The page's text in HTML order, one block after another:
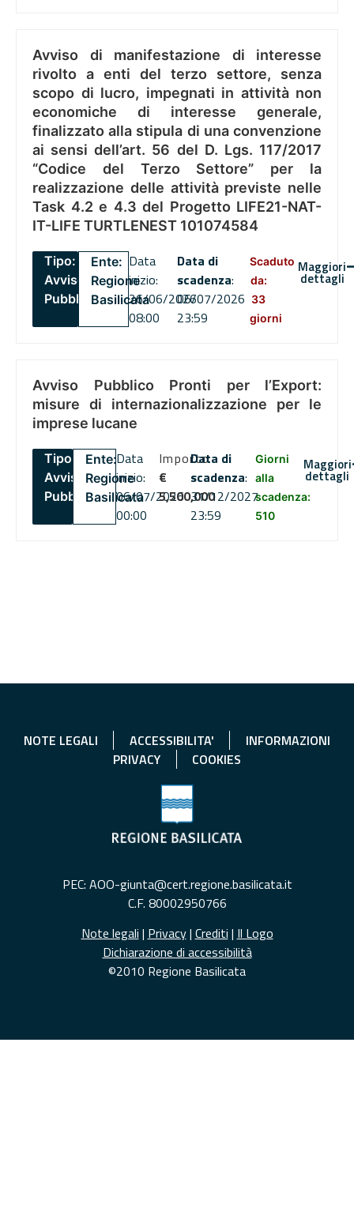
Avviso di manifestazione di interesse
rivolto a enti del terzo settore, senza
scopo di lucro, impegnati in attività non
economiche di interesse generale,
finalizzato alla stipula di una convenzione
ai sensi dell’art. 56 del D. Lgs. 117/2017
“Codice del Terzo Settore” per la
realizzazione delle attività previste nelle
Task 4.2 e 4.3 del Progetto LIFE21-NAT-
IT-LIFE TURTLENEST 101074584
Tipo:
Avviso
Pubblico
Ente:
Regione
Basilicata
Data
inizio:
26/06/2026
08:00
Data di
scadenza:
06/07/2026
23:59
Scaduto
da:
33
giorni
Maggiori
dettagli
Avviso Pubblico Pronti per l’Export:
misure di internazionalizzazione per le
imprese lucane
Tipo:
Avviso
Pubblico
Ente:
Regione
Basilicata
Data
inizio:
06/07/2026
00:00
Importo
€
5,500,000
Data di
scadenza:
31/12/2027
23:59
Giorni
alla
scadenza:
510
Maggiori
dettagli
NOTE LEGALI ACCESSIBILITA'
INFORMAZIONI
PRIVACY
COOKIES
PEC: AOO-giunta@cert.regione.basilicata.it
C.F. 80002950766
Note legali | Privacy| Crediti | Il Logo
Dichiarazione di accessibilità
©2010 Regione Basilicata